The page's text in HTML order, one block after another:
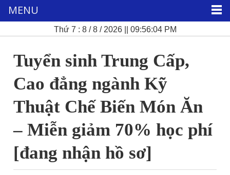
Thứ 7 : 8 / 8 / 2026 || 09:56:06 PM
Tuyển sinh Trung Cấp,
Cao đẳng ngành Kỹ
Thuật Chế Biến Món Ăn
– Miễn giảm 70% học phí
[đang nhận hồ sơ]
MENU